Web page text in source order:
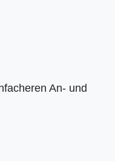
An- und